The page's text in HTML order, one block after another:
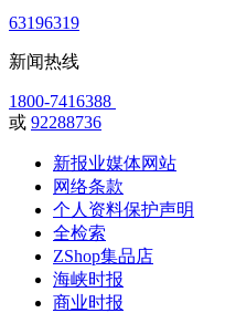
63196319
新闻热线
1800-7416388
或 92288736
新报业媒体网站
网络条款
个人资料保护声明
全检索
ZShop集品店
海峡时报
商业时报